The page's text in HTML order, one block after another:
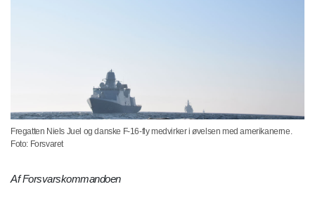
Fregatten Niels Juel og danske F-16-fly medvirker i øvelsen med amerikanerne.
Foto: Forsvaret
Af Forsvarskommandoen